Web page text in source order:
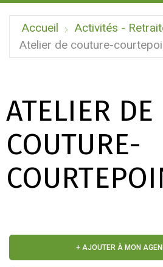
Accueil
Activités -
Atelier de couture-
ATELIER DE
COUTURE-
+ AJOUTER À MON